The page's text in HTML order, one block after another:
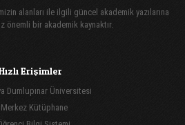
alanları ile ilgili güncel akademik yazılarına
önemli bir akademik kaynaktır.
Erişimler
Dumlupınar Üniversitesi
Kütüphane